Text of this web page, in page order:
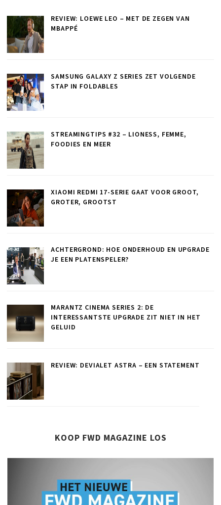
REVIEW: LOEWE LEO – MET DE ZEGEN VAN
MBAPPÉ
SAMSUNG GALAXY Z SERIES ZET VOLGENDE
STAP IN FOLDABLES
STREAMINGTIPS #32 – LIONESS, FEMME,
FOODIES EN MEER
XIAOMI REDMI 17-SERIE GAAT VOOR GROOT,
GROTER, GROOTST
ACHTERGROND: HOE ONDERHOUD EN UPGRADE
JE EEN PLATENSPELER?
MARANTZ CINEMA SERIES 2: DE
INTERESSANTSTE UPGRADE ZIT NIET IN HET
GELUID
REVIEW: DEVIALET ASTRA – EEN STATEMENT
KOOP FWD MAGAZINE LOS